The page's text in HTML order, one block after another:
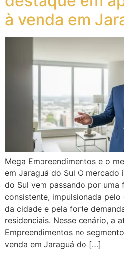
à venda em
Mega Empreendimentos e o
em Jaraguá do Sul O mercado
do Sul vem passando por uma
consistente, impulsionada
da cidade e pela forte
residenciais. Nesse cenário, a
Empreendimentos no
venda em Jaraguá do […]